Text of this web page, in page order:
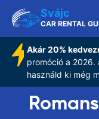
Svájc
CAR RENTAL
Akár 20%
promóció a 2026.
használd ki még